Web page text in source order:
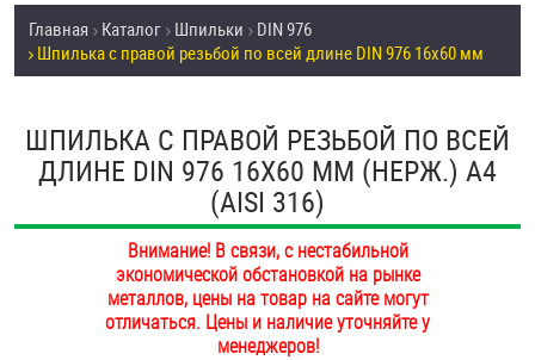
УСЛУГИ
СКИДКИ
ОПТ
ПОКУПАТЕЛЯМ
ОПЛАТА И ДОСТАВКА
НАШИ МАГАЗИНЫ
Товары со скидкой
Анкеры
Антивандальный крепёж, инструмент
Главная Каталог Шпильки
DIN 976
Шпилька с правой резьбой по всей длине DIN 976 16х60 мм
ШПИЛЬКА С ПРАВОЙ РЕЗЬБОЙ ПО ВСЕЙ
ДЛИНЕ DIN 976 16Х60 ММ (НЕРЖ.) A4
(AISI 316)
Внимание! В связи, с нестабильной
экономической обстановкой на рынке
металлов, цены на товар на сайте могут
отличаться. Цены и наличие уточняйте у
менеджеров!